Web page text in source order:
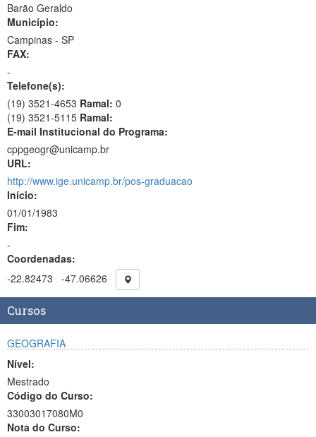
Barão Geraldo
Município:
Campinas - SP
FAX:
-
Telefone(s):
(19) 3521-4653 Ramal: 0
(19) 3521-5115 Ramal:
E-mail Institucional do Programa:
cppgeogr@unicamp.br
URL:
http://www.ige.unicamp.br/pos-graduacao
Início:
01/01/1983
Fim:
-
Coordenadas:
-22.82473
-47.06626
Cursos
GEOGRAFIA
Nível:
Mestrado
Código do Curso:
33003017080M0
Nota do Curso: